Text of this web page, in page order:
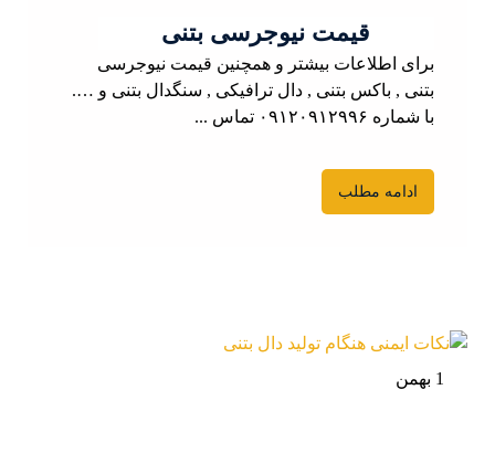
قیمت نیوجرسی بتنی
برای اطلاعات بیشتر و همچنین قیمت نیوجرسی
بتنی , باکس بتنی , دال ترافیکی , سنگدال بتنی و ….
با شماره ۰۹۱۲۰۹۱۲۹۹۶ تماس ...
ادامه مطلب
1 بهمن